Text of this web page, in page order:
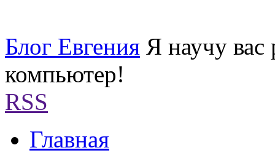
Блог Евгения Я научу вас
компьютер!
RSS
Главная